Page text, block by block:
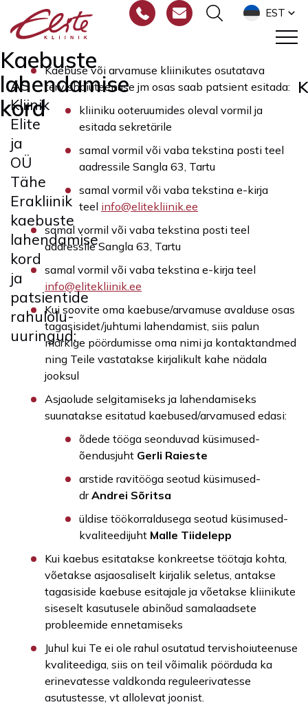
EST
Kaebuste
lahendamise
kord
AS
Kliinik
Elite
ja
OÜ
Tähe
Erakliinik
kaebuste
lahendamise
kord
ja
patsientide
rahulolu-
uuringud:
Kaebuse või arvamuse kliinikutes osutatava
tervishoiuteenuse jm osas saab patsient esitada:
kliiniku ooteruumides oleval vormil ja
esitada sekretärile
samal vormil või vaba tekstina posti teel
aadressile Sangla 63, Tartu
samal vormil või vaba tekstina e-kirja
teel info@elitekliinik.ee
samal vormil või vaba tekstina posti teel
aadressile Sangla 63, Tartu
samal vormil või vaba tekstina e-kirja teel
info@elitekliinik.ee
Kui soovite oma kaebuse/arvamuse avalduse osas
tagasisidet/juhtumi lahendamist, siis palun
märkige pöördumisse oma nimi ja kontaktandmed
ning Teile vastatakse kirjalikult kahe nädala
jooksul
Asjaolude selgitamiseks ja lahendamiseks
suunatakse esitatud kaebused/arvamused edasi:
õdede tööga seonduvad küsimused-
õendusjuht Gerli Raieste
arstide ravitööga seotud küsimused-
drAndrei Sõritsa
üldise töökorraldusega seotud küsimused-
kvaliteedijuht Malle Tiidelepp
Kui kaebus esitatakse konkreetse töötaja kohta,
võetakse asjaosaliselt kirjalik seletus, antakse
tagasiside kaebuse esitajale ja võetakse kliinikute
siseselt kasutusele abinõud samalaadsete
probleemide ennetamiseks
Juhul kui Te ei ole rahul osutatud tervishoiuteenuse
kvaliteediga, siis on teil võimalik pöörduda ka
erinevatesse valdkonda reguleerivatesse
asutustesse, vt allolevat joonist.